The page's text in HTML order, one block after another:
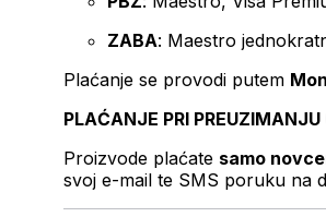
ZABA: Maestro
Plaćanje se provodi putem
PLAĆANJE PRI
Proizvode plaćate samo
svoj e-mail te SMS poruku na